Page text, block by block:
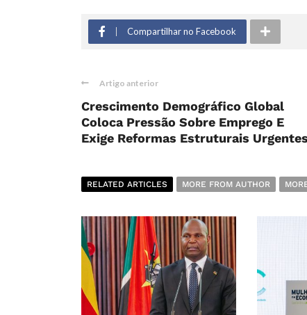
Compartilhar no Facebook
Artigo anterior
Crescimento Demográfico Global
Coloca Pressão Sobre Emprego E
Exige Reformas Estruturais Urgentes
RELATED ARTICLES MORE FROM AUTHOR